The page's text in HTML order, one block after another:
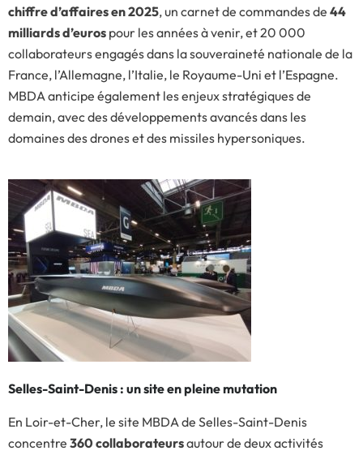
chiffre d’affaires en 2025, un carnet de commandes de 44
milliards d’euros pour les années à venir, et 20 000
collaborateurs engagés dans la souveraineté nationale de la
France, l’Allemagne, l’Italie, le Royaume-Uni et l’Espagne.
MBDA anticipe également les enjeux stratégiques de
demain, avec des développements avancés dans les
domaines des drones et des missiles hypersoniques.
Selles-Saint-Denis : un site en pleine mutation
En Loir-et-Cher, le site MBDA de Selles-Saint-Denis
concentre 360 collaborateursautour de deux activités